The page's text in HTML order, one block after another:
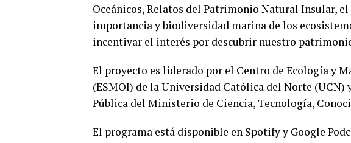
Oceánicos, Relatos del Patrimonio Natural Insular,
importancia y biodiversidad marina de los
incentivar el interés por descubrir nuestro
El proyecto es liderado por el Centro de Ecología y
(ESMOI) de la Universidad Católica del Norte
Pública del Ministerio de Ciencia, Tecnología,
El programa está disponible en Spotify y Google